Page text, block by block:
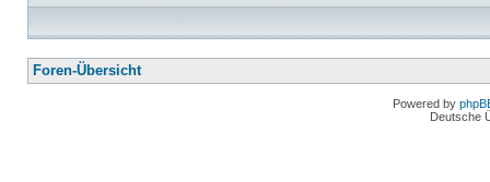
Foren-Übersicht
Powered by
Deutsche